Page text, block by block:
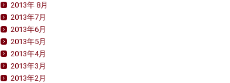
2013年 8月
2013年7月
2013年6月
2013年5月
2013年4月
2013年3月
2013年2月